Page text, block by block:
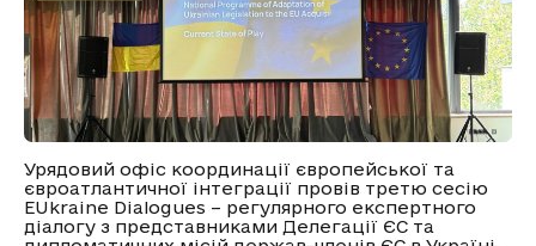
Урядовий офіс координації європейської та
євроатлантичної інтеграції провів третю сесію
EUkraine Dialogues – регулярного експертного
діалогу з представниками Делегації ЄС та